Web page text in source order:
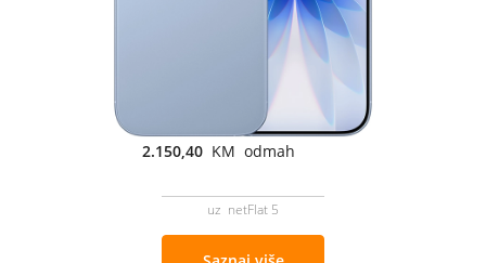
2.150,40 KM odmah
uz netFlat 5